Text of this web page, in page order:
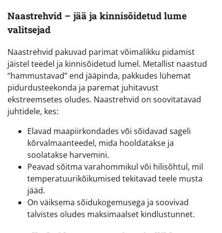
Naastrehvid – jää ja kinnisõidetud lume
valitsejad
Naastrehvid pakuvad parimat võimalikku pidamist
jäistel teedel ja kinnisõidetud lumel. Metallist naastud
“hammustavad” end jääpinda, pakkudes lühemat
pidurdusteekonda ja paremat juhitavust
ekstreemsetes oludes. Naastrehvid on soovitatavad
juhtidele, kes:
Elavad maapiirkondades või sõidavad sageli
kõrvalmaanteedel, mida hooldatakse ja
soolatakse harvemini.
Peavad sõitma varahommikul või hilisõhtul, mil
temperatuurikõikumised tekitavad teele musta
jääd.
On väiksema sõidukogemusega ja soovivad
talvistes oludes maksimaalset kindlustunnet.